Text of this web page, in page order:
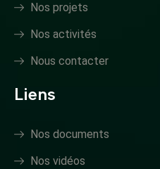
Nos projets
Nos activités
Nous contacter
Liens
Nos documents
Nos vidéos